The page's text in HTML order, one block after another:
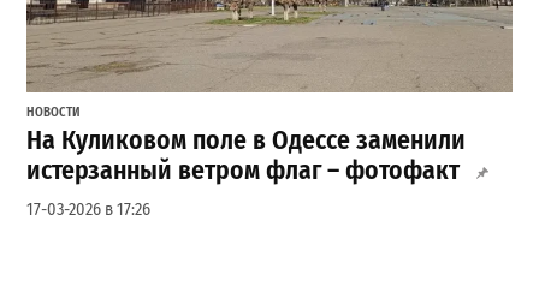
НОВОСТИ
На Куликовом поле в Одессе заменили
истерзанный ветром флаг – фотофакт
17-03-2026 в 17:26